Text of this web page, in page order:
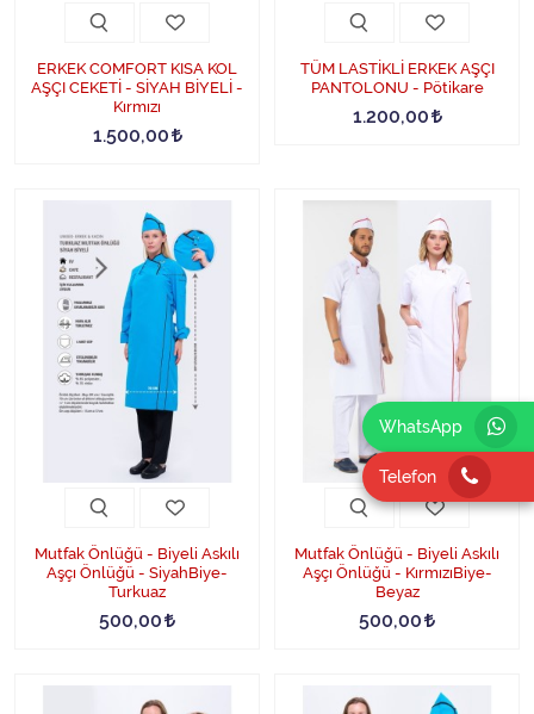
WhatsApp
Telefon
ERKEK COMFORT KISA KOL
AŞÇI CEKETİ - SİYAH BİYELİ -
Kırmızı
1.500,00
TÜM LASTİKLİ ERKEK AŞÇI
PANTOLONU - Pötikare
1.200,00
Mutfak Önlüğü - Biyeli Askılı
Aşçı Önlüğü - SiyahBiye-
Turkuaz
500,00
Mutfak Önlüğü - Biyeli Askılı
Aşçı Önlüğü - KırmızıBiye-
Beyaz
500,00